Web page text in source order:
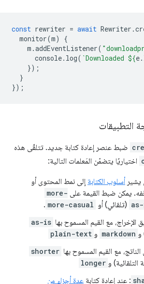
const rewriter = await Rewriter
monitor
m
m.addEventListener(
console.log(`Downloaded
ضبط عنصر إعادة كتابة جديد. تتلقّى هذه
يتضمّن المَعلمات التالية:
أسلوب الكتابةإلى نمط المحتوى أو
ضبط القيمة علىmore-
(تلقائي) أو more-casual
.
مع القيم المسموح بها as-is
و plain-text
مع القيم المسموح بها shorter
و longer
: عند إعادة كتابةعدة أجزاء من